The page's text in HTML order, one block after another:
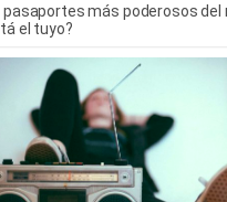
pasaportes más poderosos del
el tuyo?